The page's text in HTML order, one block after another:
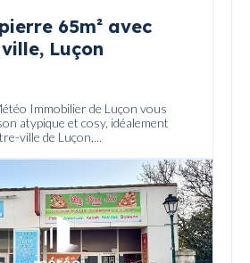
65m² avec
Luçon
Immobilier de Luçon vous
atypique et cosy, idéalement
ville de Luçon,...